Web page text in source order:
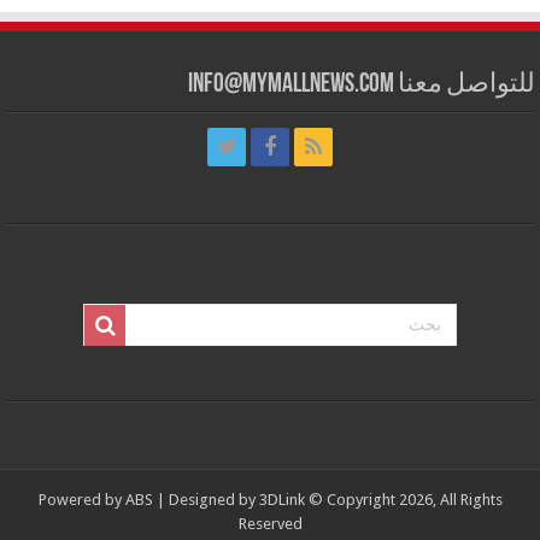
للتواصل معنا info@mymallnews.com
Powered by ABS | Designed by 3DLink© Copyright 2026, All Rights
Reserved